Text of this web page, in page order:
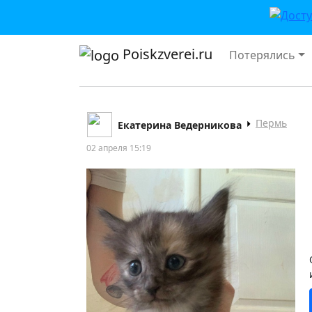
Poiskzverei.ru Потерялись
Екатерина Ведерникова Пермь
02 апреля 15:19